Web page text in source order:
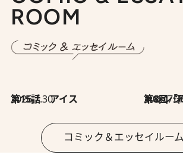
ROOM
2026.7.30
第15話 アイス 第8回「同人誌即売
コミック＆エッセイルー